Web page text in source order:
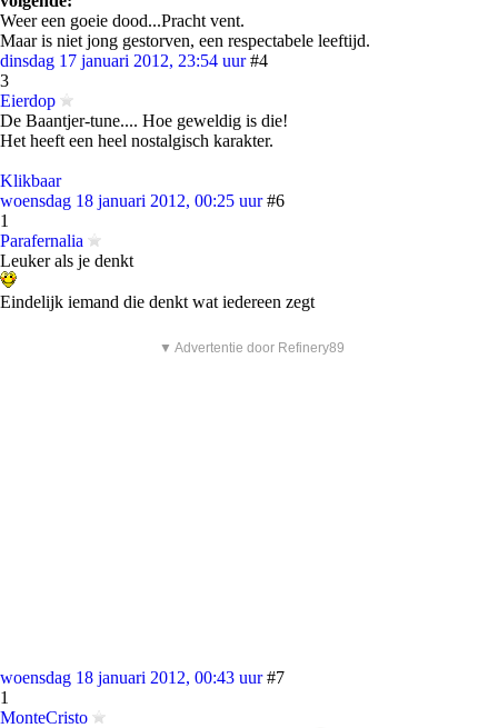
Weer een goeie dood...Pracht vent.
Maar is niet jong gestorven, een respectabele leeftijd.
dinsdag 17 januari 2012, 23:54 uur #4
3
Eierdop
De Baantjer-tune.... Hoe geweldig is die!
Het heeft een heel nostalgisch karakter.
Klikbaar
woensdag 18 januari 2012, 00:25 uur #6
1
Parafernalia
Leuker als je denkt
Eindelijk iemand die denkt wat iedereen zegt
▼ Advertentie door Refinery89
woensdag 18 januari 2012, 00:43 uur #7
1
MonteCristo